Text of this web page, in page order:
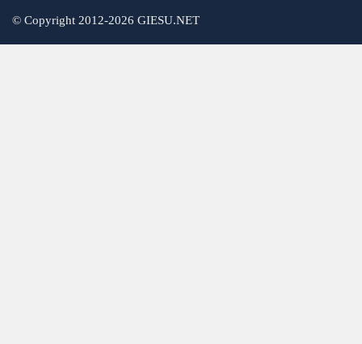
© Copyright 2012-2026 GIESU.NET